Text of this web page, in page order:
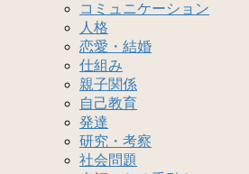
コミュニケーション
人格
恋愛・結婚
仕組み
親子関係
自己教育
発達
研究・考察
社会問題